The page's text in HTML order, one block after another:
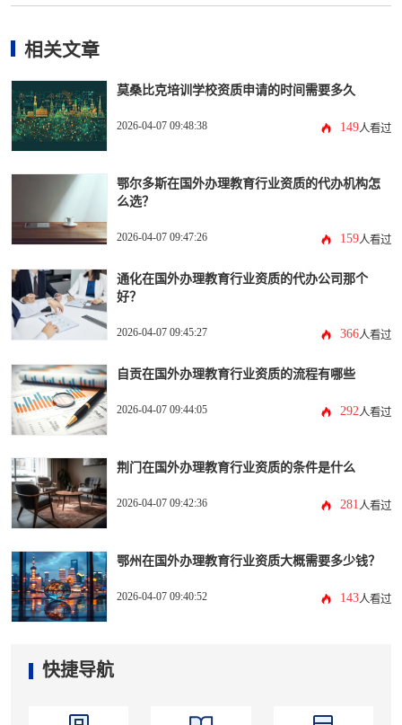
相关文章
莫桑比克培训学校资质申请的时间需要多久
2026-04-07 09:48:38 149人看过
鄂尔多斯在国外办理教育行业资质的代办机构怎
么选？
2026-04-07 09:47:26 159人看过
通化在国外办理教育行业资质的代办公司那个
好？
2026-04-07 09:45:27 366人看过
自贡在国外办理教育行业资质的流程有哪些
2026-04-07 09:44:05 292人看过
荆门在国外办理教育行业资质的条件是什么
2026-04-07 09:42:36 281人看过
鄂州在国外办理教育行业资质大概需要多少钱？
2026-04-07 09:40:52 143人看过
快捷导航